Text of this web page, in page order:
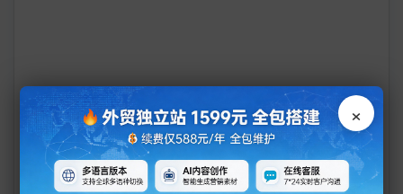
Sovakar Nayak
+65 6226 0676
×